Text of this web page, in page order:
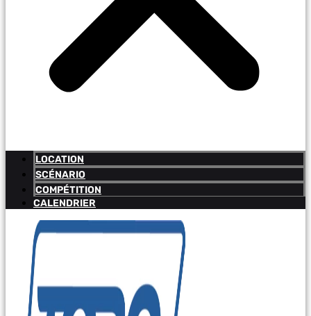
LOCATION
SCÉNARIO
COMPÉTITION
CALENDRIER